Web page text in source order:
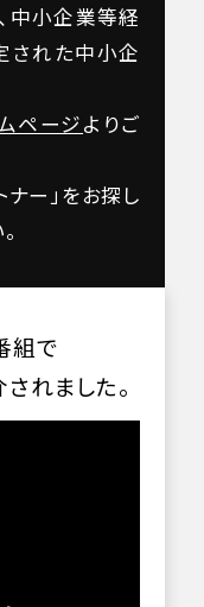
中小企業等経
された中小企
ページよりご
ー」をお探し
組で
れました。